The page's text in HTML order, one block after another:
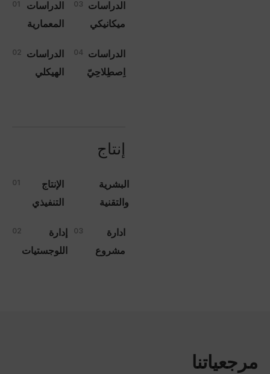
01
الدراسات
المعمارية
02
الدراسات
الهيكلي
03
الدراسات
ميكانيكي
04
الدراسات
اِصطِلاحِيّ
إنتاج
01
الإنتاج
التنفيذي
02
إدارة
اللوجستيات
البشرية
والتقنية
03
ادارة
مشروع
مرجعياتنا